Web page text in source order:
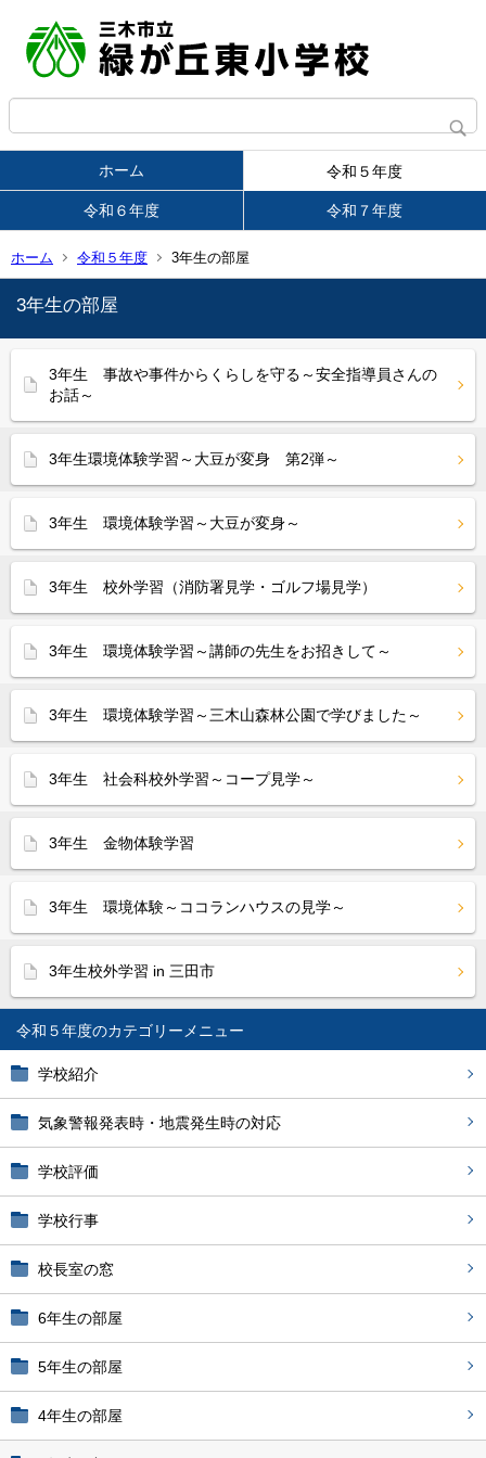
ホーム 令和５年度
令和６年度 令和７年度
ホーム 令和５年度 3年生の部屋
令和５年度
学校紹介
気象警報発表時・地震発生時の対応
学校評価
学校行事
校長室の窓
6年生の部屋
5年生の部屋
4年生の部屋
3年生の部屋
3年生 事故や事件からくらしを守る～安全指導員さんの
お話～
3年生環境体験学習～大豆が変身 第2弾～
3年生 環境体験学習～大豆が変身～
3年生 校外学習（消防署見学・ゴルフ場見学）
3年生 環境体験学習～講師の先生をお招きして～
3年生 環境体験学習～三木山森林公園で学びました～
3年生 社会科校外学習～コープ見学～
3年生 金物体験学習
3年生 環境体験～ココランハウスの見学～
3年生校外学習 in 三田市